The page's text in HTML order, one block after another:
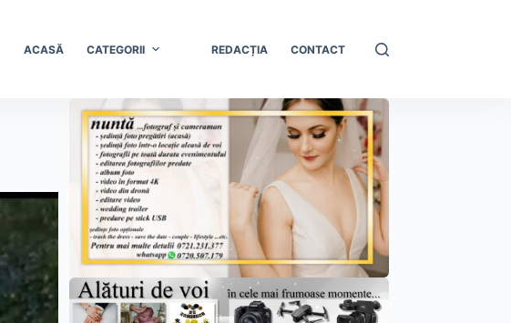
ACASĂ CATEGORII REDACȚIA CONTACT